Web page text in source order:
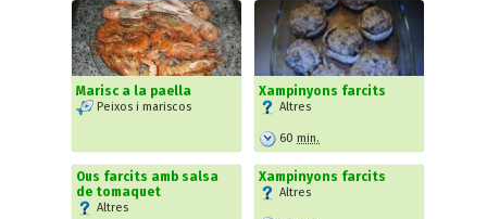
Marisc a la paella
Peixos i mariscos
Xampinyons farcits
Altres
60 min.
Ous farcits amb salsa
de tomaquet
Altres
Xampinyons farcits
Altres